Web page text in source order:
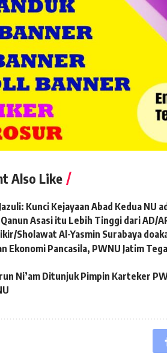
Also Like
Kunci Kejayaan Abad Kedua
Asasi itu Lebih Tinggi dari AD/
Sholawat Al-Yasmin Surabaya
Ekonomi Pancasila, PWNU Jatim
Ni’am Ditunjuk Pimpin Karteker